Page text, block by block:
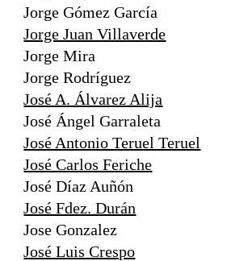
Jorge Gómez García
Jorge Juan Villaverde
Jorge Mira
Jorge Rodríguez
José A. Álvarez Alija
José Ángel Garraleta
José Antonio Teruel Teruel
José Carlos Feriche
José Díaz Auñón
José Fdez. Durán
Jose Gonzalez
José Luis Crespo